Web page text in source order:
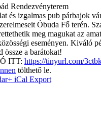
Rendezvényterem
és izgalmas pub párbajok
Óbuda Fő terén.
meg magukat az
eseményen. Kiváló
össze a barátokat!
ITT: https://tinyurl.com/
tölthető le.
+ iCal Export